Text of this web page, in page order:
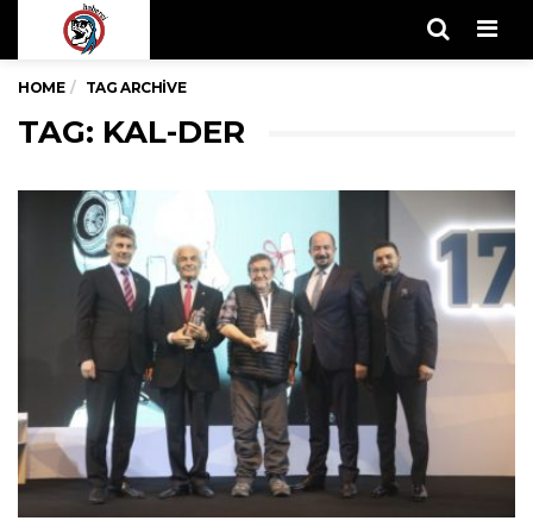
HOME TAG ARCHIVE
TAG: KAL-DER